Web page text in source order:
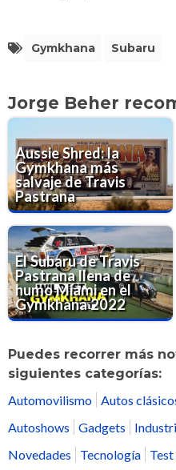
Gymkhana Subaru
Jorge Beher
Aussie Shred: la
Gymkhana más
salvaje de Travis
Pastrana
El Subaru de Travis
Pastrana llena de
humo Miami en el
Gymkhana 2022
Puedes recorrer más
siguientes categorías:
Automovilismo Autos
Autoshows
Gadgets
Novedades
Tecnología